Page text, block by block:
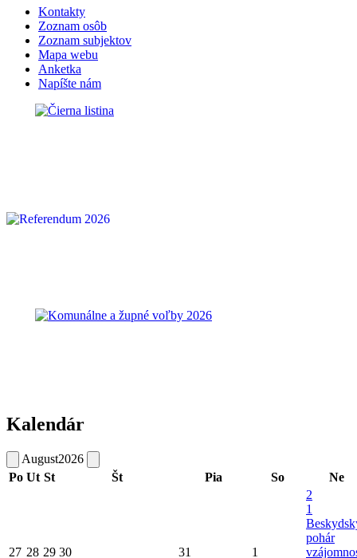
Kontakty
Zoznam osôb
Zoznam subjektov
Mapa webu
Anketka
Napíšte nám
Kalendár
August2026
Po Ut St Št Pia So Ne
27 28 29 30 31 1
2
1
pohár